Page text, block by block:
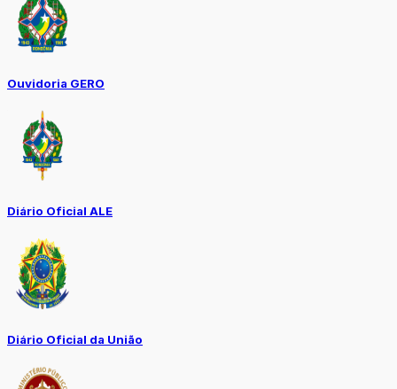
Ouvidoria GERO
Diário Oficial ALE
Diário Oficial da União